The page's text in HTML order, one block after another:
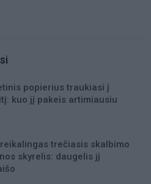
popierius traukiasi į
kuo jį pakeis artimiausiu
reikalingas trečiasis skalbimo
skyrelis: daugelis jį